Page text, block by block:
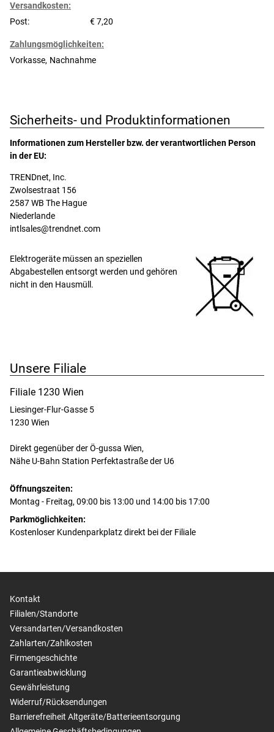
Versandkosten:
Post:
7,20
Zahlungsmöglichkeiten:
Vorkasse Nachnahme
Sicherheits- und Produktinformationen
Informationen zum Hersteller bzw. der verantwortlichen Person
in der EU:
TRENDnet, Inc.
Zwolsestraat 156
2587 WB The Hague
Niederlande
intlsales@trendnet.com
Elektrogeräte müssen an speziellen
Abgabestellen entsorgt werden und gehören
nicht in den Hausmüll.
Unsere Filiale
Filiale 1230 Wien
Liesinger-Flur-Gasse 5
1230 Wien
Direkt gegenüber der Ö-gussa Wien,
Nähe U-Bahn Station Perfektastraße der U6
Öffnungszeiten:
Montag - Freitag, 09:00 bis 13:00 und 14:00 bis 17:00
Parkmöglichkeiten:
Kostenloser Kundenparkplatz direkt bei der Filiale
Kontakt
Filialen/Standorte
Versandarten/Versandkosten
Zahlarten/Zahlkosten
Firmengeschichte
Garantieabwicklung
Gewährleistung
Widerruf/Rücksendungen
Barrierefreiheit Altgeräte/Batterieentsorgung